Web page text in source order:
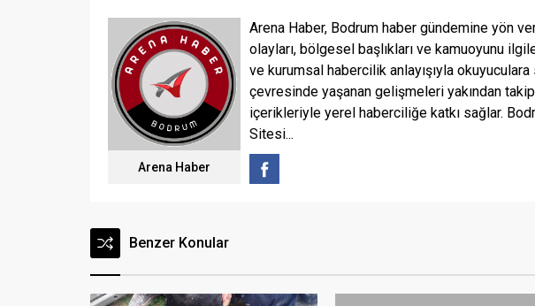
Arena Haber
Arena Haber, Bodrum haber gündemine yön
olayları, bölgesel başlıkları ve kamuoyunu
ve kurumsal habercilik anlayışıyla
çevresinde yaşanan gelişmeleri yakından
içerikleriyle yerel haberciliğe katkı sağlar.
Sitesi...
Benzer Konular